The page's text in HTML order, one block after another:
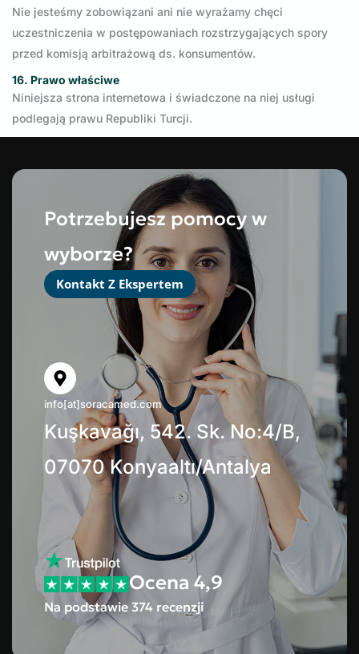
Nie jesteśmy zobowiązani ani nie wyrażamy chęci
uczestniczenia w postępowaniach rozstrzygających spory
przed komisją arbitrażową ds. konsumentów.
16. Prawo właściwe
Niniejsza strona internetowa i świadczone na niej usługi
podlegają prawu Republiki Turcji.
Potrzebujesz pomocy w
wyborze?
Kontakt Z Ekspertem
info[at]soracamed.com
Kuşkavağı, 542. Sk. No:4/B,
07070 Konyaaltı/Antalya
Ocena 4,9
Na podstawie 374 recenzji